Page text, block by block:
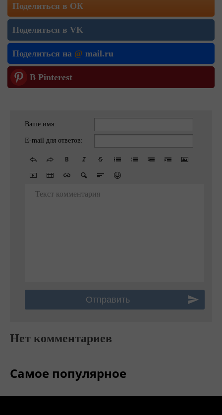
Поделиться в ОК
Поделиться в VK
Поделиться на @ mail.ru
В Pinterest
Ваше имя:
E-mail для ответов:
Текст комментария
Нет комментариев
Самое популярное